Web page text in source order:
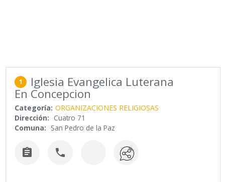
1 Iglesia Evangelica Luterana
En Concepcion
Categoría: ORGANIZACIONES RELIGIOSAS
Dirección: Cuatro 71
Comuna: San Pedro de la Paz
 